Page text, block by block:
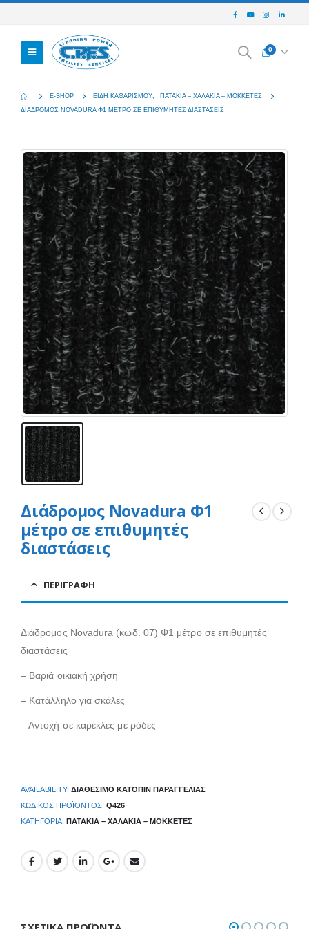
0
E-SHOP ΕΊΔΗ ΚΑΘΑΡΙΣΜΟΎ
ΠΑΤΆΚΙΑ – ΧΑΛΆΚΙΑ – ΜΟΚΚΈΤΕΣ
ΔΙΆΔΡΟΜΟΣ NOVADURA Φ1 ΜΈΤΡΟ ΣΕ ΕΠΙΘΥΜΗΤΈΣ ΔΙΑΣΤΆΣΕΙΣ
Διάδρομος Novadura Φ1
μέτρο σε επιθυμητές
διαστάσεις
ΠΕΡΙΓΡΑΦΉ
Διάδρομος Novadura (κωδ. 07) Φ1 μέτρο σε επιθυμητές
διαστάσεις
– Βαριά οικιακή χρήση
– Κατάλληλο για σκάλες
– Αντοχή σε καρέκλες με ρόδες
AVAILABILITY: ΔΙΑΘΈΣΙΜΟ ΚΑΤΌΠΙΝ ΠΑΡΑΓΓΕΛΊΑΣ
ΚΩΔΙΚΌΣ ΠΡΟΪΌΝΤΟΣ: Q426
ΚΑΤΗΓΟΡΊΑ: ΠΑΤΆΚΙΑ – ΧΑΛΆΚΙΑ – ΜΟΚΚΈΤΕΣ